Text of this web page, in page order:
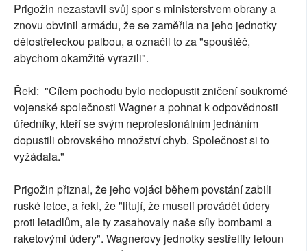
Prigožin nezastavil svůj spor s ministerstvem obrany a
znovu obvinil armádu, že se zaměřila na jeho jednotky
dělostřeleckou palbou, a označil to za "spouštěč,
abychom okamžitě vyrazili".
Řekl: "Cílem pochodu bylo nedopustit zničení soukromé
vojenské společnosti Wagner a pohnat k odpovědnosti
úředníky, kteří se svým neprofesionálním jednáním
dopustili obrovského množství chyb. Společnost si to
vyžádala."
Prigožin přiznal, že jeho vojáci během povstání zabili
ruské letce, a řekl, že "litují, že museli provádět údery
proti letadlům, ale ty zasahovaly naše síly bombami a
raketovými údery". Wagnerovy jednotky sestřelily letoun